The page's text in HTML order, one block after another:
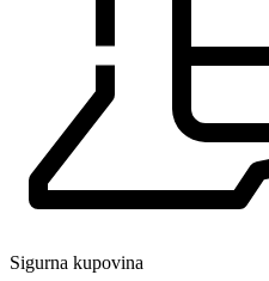
Sigurna kupovina